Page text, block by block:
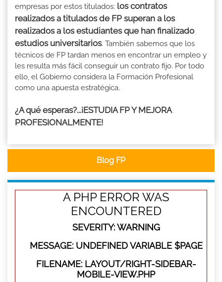
empresas por estos titulados: los contratos
realizados a titulados de FP superan a los
realizados a los estudiantes que han finalizado
estudios universitarios. También sabemos que los
técnicos de FP tardan menos en encontrar un empleo y
les resulta más fácil conseguir un contrato fijo. Por todo
ello, el Gobierno considera la Formación Profesional
como una apuesta estratégica.
¿A qué esperas?...¡ESTUDIA FP Y MEJORA
PROFESIONALMENTE!
Blog FP
A PHP ERROR WAS
ENCOUNTERED
SEVERITY: WARNING
MESSAGE: UNDEFINED VARIABLE $PAGE
FILENAME: LAYOUT/RIGHT-SIDEBAR-
MOBILE-VIEW.PHP